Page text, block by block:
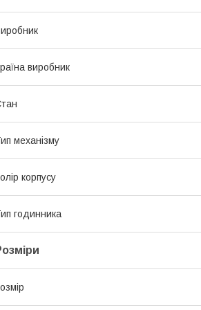
виробник
механізму
корпусу
годинника